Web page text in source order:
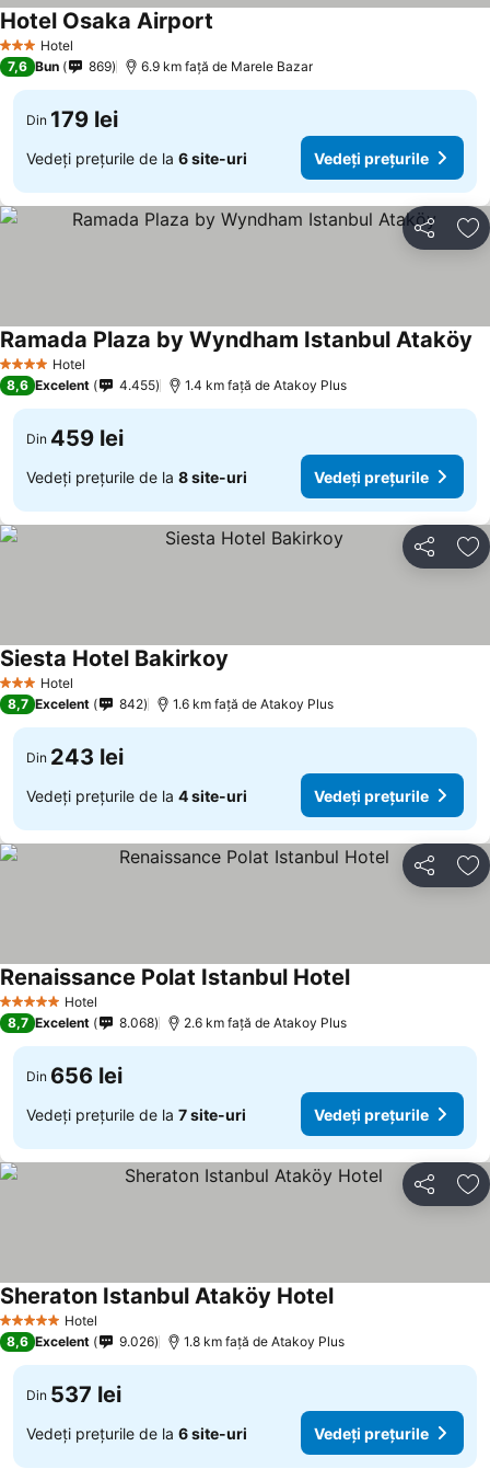
3 SteleHotel
Hotel Osaka Airport
7,6 Bun 869 6.9 km faţă de Marele Bazar
Din 179 lei
Vedeți prețurile de la 6 site-uri Vedeți prețurile
Distribuiți
4 Stele Hotel
Ramada Plaza by Wyndham Istanbul Ataköy
8,6 Excelent 4.455 1.4 km faţă de Atakoy Plus
Din 459 lei
Vedeți prețurile de la 8 site-uri Vedeți prețurile
Distribuiți
3 SteleHotel
Siesta Hotel Bakirkoy
8,7 Excelent 842 1.6 km faţă de Atakoy Plus
Din 243 lei
Vedeți prețurile de la 4 site-uri Vedeți prețurile
Distribuiți
5 Stele Hotel
Renaissance Polat Istanbul HotelVedeți prețurile
8,7 Excelent 8.068 2.6 km faţă de Atakoy Plus
Din 656 lei
Vedeți prețurile de la 7 site-uri Vedeți prețurile
Distribuiți
5 Stele Hotel
Sheraton Istanbul Ataköy HotelVedeți prețurile
8,6 Excelent 9.026 1.8 km faţă de Atakoy Plus
Din 537 lei
Vedeți prețurile de la 6 site-uri Vedeți prețurile